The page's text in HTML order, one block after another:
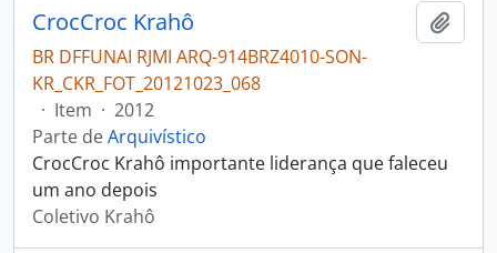
CrocCroc Krahô
BR DFFUNAI RJMI ARQ-914BRZ4010-SON-
KR_CKR_FOT_20121023_068
· Item · 2012
Parte deArquivístico
CrocCroc Krahô importante liderança que faleceu
um ano depois
Coletivo Krahô